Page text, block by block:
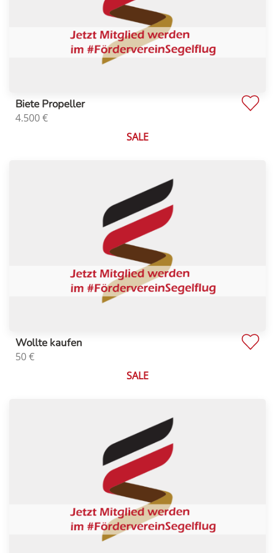
Biete Propeller
4.500€
SALE
Wollte kaufen
50€
SALE